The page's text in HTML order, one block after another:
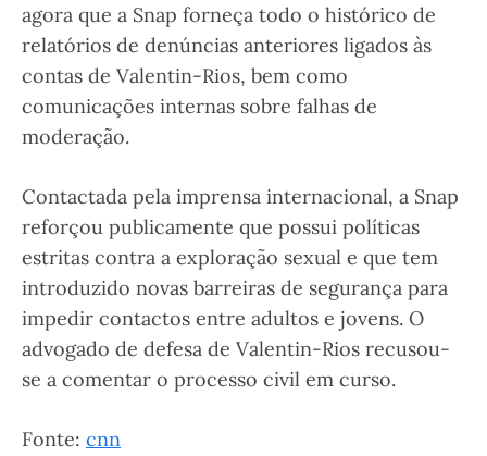
agora que a Snap forneça todo o histórico de
relatórios de denúncias anteriores ligados às
contas de Valentin-Rios, bem como
comunicações internas sobre falhas de
moderação.
Contactada pela imprensa internacional, a Snap
reforçou publicamente que possui políticas
estritas contra a exploração sexual e que tem
introduzido novas barreiras de segurança para
impedir contactos entre adultos e jovens. O
advogado de defesa de Valentin-Rios recusou-
se a comentar o processo civil em curso.
Fonte: cnn